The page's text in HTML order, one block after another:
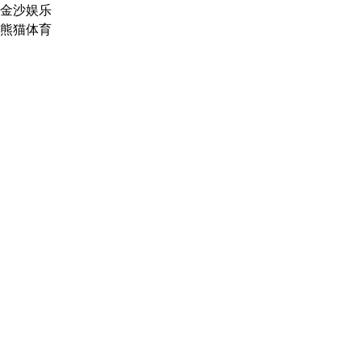
金沙娱乐
熊猫体育